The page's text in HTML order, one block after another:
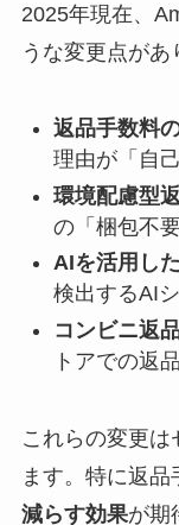
2025年現在、
うな変更点があ
返品手数料
理由が「自
環境配慮型
の「梱包不
AIを活用し
検出するAI
コンビニ返
トアでの返
これらの変更は
ます。特に返品
減らす効果が期